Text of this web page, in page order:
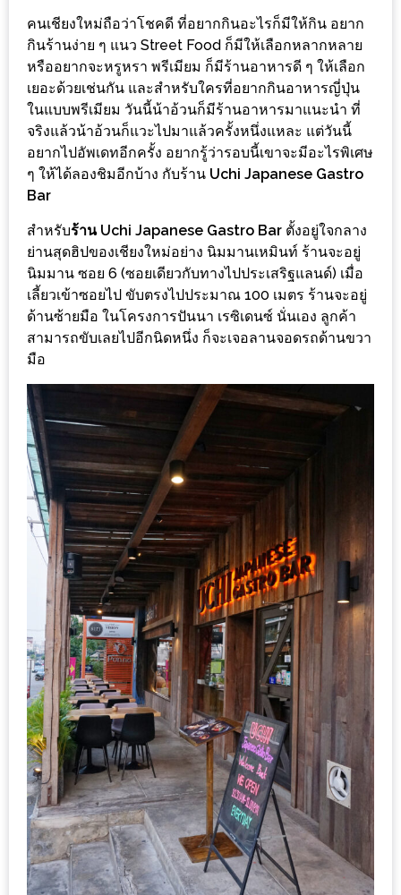
FESTIVAL
10
ร้าน
พ่อ
ค้า
แซ่บ
สวย
ร้าน
รวย
เสน่ห์
ของ
เชียงใหม่
ไป
16
ร้าน
อร่อย
ที่
ต้อง
มา
ลอง
ถนน
คน
เดิน
อาทิตย์
ท่าแพ
เชียงใหม่
CART
คนเชียงใหม่ถือว่าโชคดี ที่อยากกินอะไรก็มีให้กิน อยาก
กินร้านง่าย ๆ แนว Street Food ก็มีให้เลือกหลากหลาย
หรืออยากจะหรูหรา พรีเมียม ก็มีร้านอาหารดี ๆ ให้เลือก
เยอะด้วยเช่นกัน และสำหรับใครที่อยากกินอาหารญี่ปุ่น
ในแบบพรีเมียม วันนี้น้าอ้วนก็มีร้านอาหารมาแนะนำ ที่
จริงแล้วน้าอ้วนก็แวะไปมาแล้วครั้งหนึ่งแหละ แต่วันนี้
อยากไปอัพเดทอีกครั้ง อยากรู้ว่ารอบนี้เขาจะมีอะไรพิเศษ
ๆ ให้ได้ลองชิมอีกบ้าง กับร้าน Uchi Japanese Gastro
Bar
สำหรับร้าน Uchi Japanese Gastro Bar ตั้งอยู่ใจกลาง
ย่านสุดฮิปของเชียงใหม่อย่าง นิมมานเหมินท์ ร้านจะอยู่
นิมมาน ซอย 6 (ซอยเดียวกับทางไปประเสริฐแลนด์) เมื่อ
เลี้ยวเข้าซอยไป ขับตรงไปประมาณ 100 เมตร ร้านจะอยู่
ด้านซ้ายมือ ในโครงการปันนา เรซิเดนซ์ นั่นเอง ลูกค้า
สามารถขับเลยไปอีกนิดหนึ่ง ก็จะเจอลานจอดรถด้านขวา
มือ